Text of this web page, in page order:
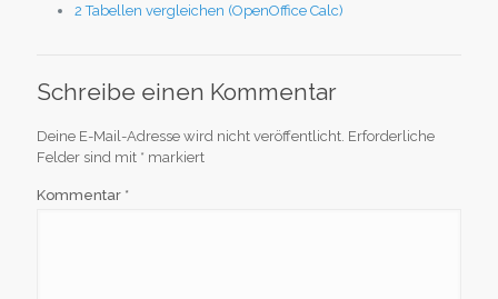
2 Tabellen vergleichen (OpenOffice Calc)
Schreibe einen Kommentar
Deine E-Mail-Adresse wird nicht veröffentlicht. Erforderliche
Felder sind mit * markiert
Kommentar *